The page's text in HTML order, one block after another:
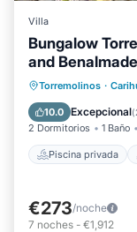
Villa
Bungalow
and
Torremolinos ·
10.0 Excepcional(
2 Dormitorios 1 Baño
Piscina privada
Piscina
€273/noche
7 noches - €1,912